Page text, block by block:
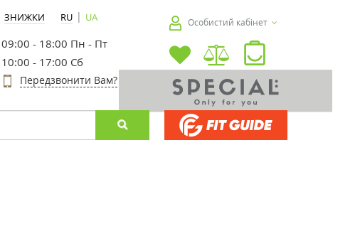
ЗНИЖКИ RU | UA
09:00 - 18:00 Пн - Пт
10:00 - 17:00 Сб
Передзвонити Вам?
Особистий кабінет